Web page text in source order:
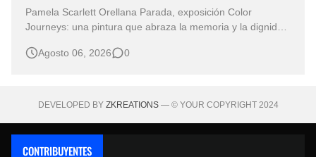
Pamela Scarlett Orellana Parada, exposición Color
Journeys: una pintura que abraza la memoria y la dignidad
obras no necesitan levantar la voz para permanecer en la
Agosto 06, 2026 0
DEVELOPED BY ZKREATIONS— © YOUR COPYRIGHT 2024
CONTRIBUYENTES